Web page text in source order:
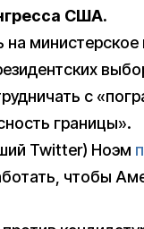
США.
с
границы».
Twitter) Ноэм
чтобы